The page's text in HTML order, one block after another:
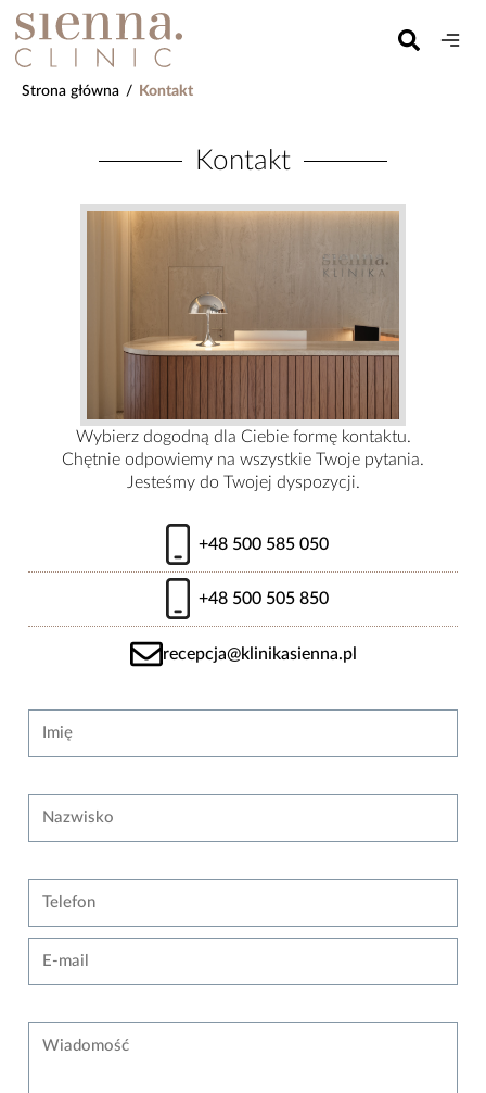
Strona główna / Kontakt
Kontakt
Wybierz dogodną dla Ciebie formę kontaktu.
Chętnie odpowiemy na wszystkie Twoje pytania.
Jesteśmy do Twojej dyspozycji.
+48 500 585 050
+48 500 505 850
recepcja@klinikasienna.pl